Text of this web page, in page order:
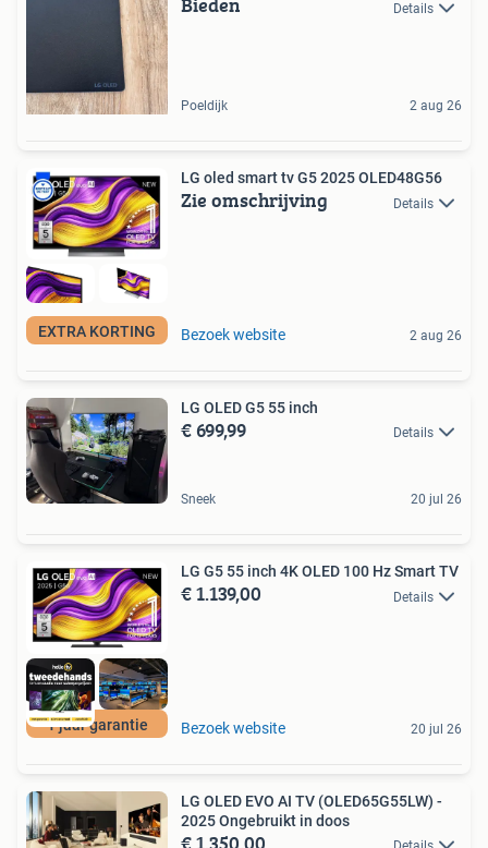
Details
Poeldijk 2 aug 26
EXTRA KORTING
LG oled smart tv G5 2025 OLED48G56
Zie omschrijving Details
Bezoek website 2 aug 26
LG OLED G5 55 inch
€ 699,99 Details
Sneek 20 jul 26
1 jaar garantie
LG G5 55 inch 4K OLED 100 Hz Smart TV
€ 1.139,00 Details
Bezoek website 20 jul 26
LG OLED EVO AI TV (OLED65G55LW) -
2025 Ongebruikt in doos